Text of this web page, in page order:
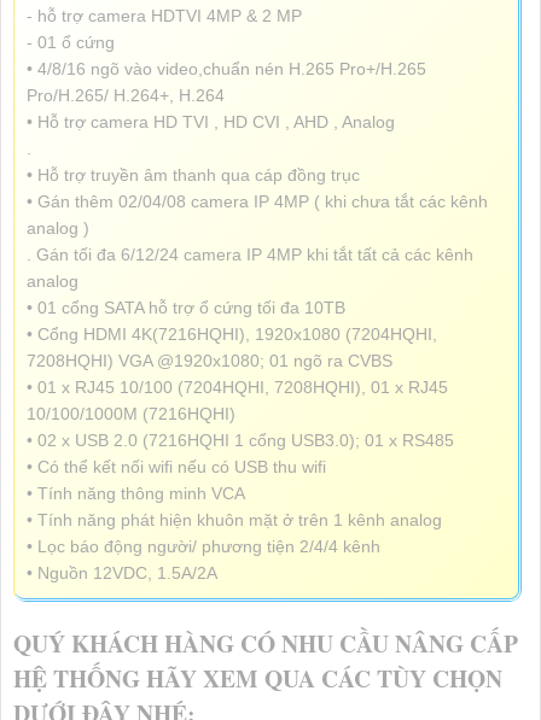
- hỗ trợ camera HDTVI 4MP & 2 MP
- 01 ổ cứng
• 4/8/16 ngõ vào video,chuẩn nén H.265 Pro+/H.265
Pro/H.265/ H.264+, H.264
• Hỗ trợ camera HD TVI , HD CVI , AHD , Analog
• Hỗ trợ truyền âm thanh qua cáp đồng trục
• Gán thêm 02/04/08 camera IP 4MP ( khi chưa tắt các kênh
analog )
. Gán tối đa 6/12/24 camera IP 4MP khi tắt tất cả các kênh
analog
• 01 cổng SATA hỗ trợ ổ cứng tối đa 10TB
• Cổng HDMI 4K(7216HQHI), 1920x1080 (7204HQHI,
7208HQHI) VGA @1920x1080; 01 ngõ ra CVBS
• 01 x RJ45 10/100 (7204HQHI, 7208HQHI), 01 x RJ45
10/100/1000M (7216HQHI)
• 02 x USB 2.0 (7216HQHI 1 cổng USB3.0); 01 x RS485
• Có thể kết nối wifi nếu có USB thu wifi
• Tính năng thông minh VCA
• Tính năng phát hiện khuôn mặt ở trên 1 kênh analog
• Lọc báo động người/ phương tiện 2/4/4 kênh
• Nguồn 12VDC, 1.5A/2A
QUÝ KHÁCH HÀNG CÓ NHU CẦU NÂNG CẤP
HỆ THỐNG HÃY XEM QUA CÁC TÙY CHỌN